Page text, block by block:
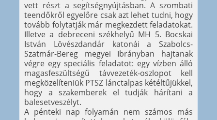
vett részt a segítségnyújtásban. A szombati
teendőkről egyelőre csak azt lehet tudni, hogy
tovább folytatják már megkezdett feladatokat.
Illetve a debreceni székhelyű MH 5. Bocskai
István Lövészdandár katonái a Szabolcs-
Szatmár-Bereg megyei Ibrányban hajtanak
végre egy speciális feladatot: egy vízben álló
magasfeszültségű távvezeték-oszlopot kell
megközelíteniük PTSZ lánctalpas kétéltűjükkel,
hogy a szakemberek el tudják hárítani a
balesetveszélyt.
A pénteki nap folyamán nem számos más